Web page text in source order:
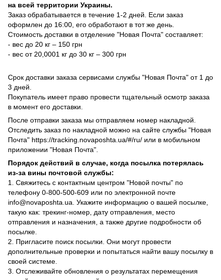
на всей территории Украины.
Заказ обрабатывается в течение 1-2 дней. Если заказ
оформлен до 16:00, его обработают в тот же день.
Стоимость доставки в отделение "Новая Почта" составляет:
- вес до 20 кг – 150 грн
- вес от 20,0001 кг до 30 кг – 300 грн
Срок доставки заказа сервисами службы "Новая Почта" от 1 до
3 дней.
Покупатель имеет право провести тщательный осмотр заказа
в момент его доставки.
После отправки заказа мы отправляем номер накладной.
Отследить заказ по накладной можно на сайте службы "Новая
Почта" https://tracking.novaposhta.ua/#/ru/ или в мобильном
приложении "Новая Почта".
Порядок действий в случае, когда посылка потерялась
из-за вины почтовой службы:
1. Свяжитесь с контактным центром "Новой почты" по
телефону 0-800-500-609 или по электронной почте
info@novaposhta.ua. Укажите информацию о вашей посылке,
такую как: трекинг-номер, дату отправления, место
отправления и назначения, а также другие подробности об
посылке.
2. Пригласите поиск посылки. Они могут провести
дополнительные проверки и попытаться найти вашу посылку в
своей системе.
3. Отслеживайте обновления о результатах перемещения